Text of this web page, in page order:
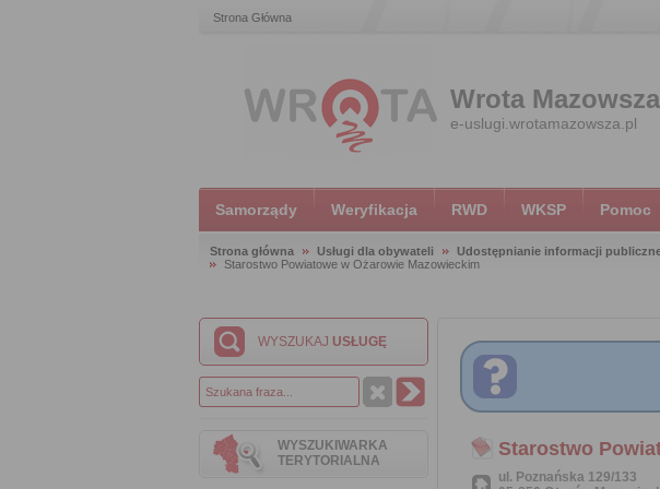
Strona Główna
Wrota Mazowsza
e-uslugi.wrotamazowsza.pl
Samorządy Weryfikacja RWD WKSP Pomoc
Strona główna Usługi dla obywateli Udostępnianie informacji
Starostwo Powiatowe w Ożarowie Mazowieckim
WYSZUKAJ USŁUGĘ
WYSZUKIWARKA
TERYTORIALNA
Starostwo
ul. Poznańska 129/133